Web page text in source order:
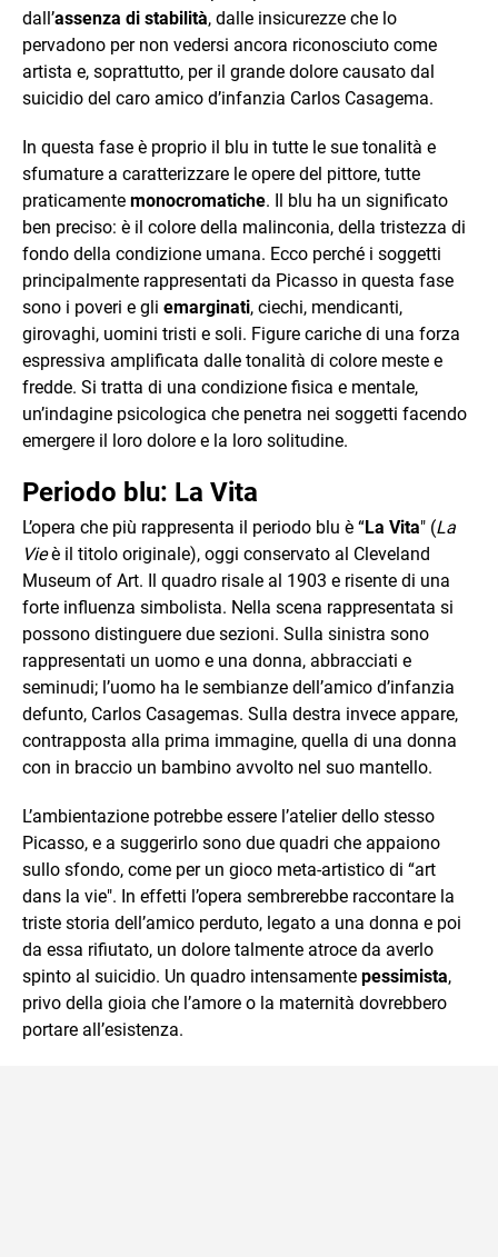
dall’assenza di stabilità, dalle insicurezze che lo
pervadono per non vedersi ancora riconosciuto come
artista e, soprattutto, per il grande dolore causato dal
suicidio del caro amico d’infanzia Carlos Casagema.
In questa fase è proprio il blu in tutte le sue tonalità e
sfumature a caratterizzare le opere del pittore, tutte
praticamente monocromatiche. Il blu ha un significato
ben preciso: è il colore della malinconia, della tristezza di
fondo della condizione umana. Ecco perché i soggetti
principalmente rappresentati da Picasso in questa fase
sono i poveri e gli emarginati, ciechi, mendicanti,
girovaghi, uomini tristi e soli. Figure cariche di una forza
espressiva amplificata dalle tonalità di colore meste e
fredde. Si tratta di una condizione fisica e mentale,
un’indagine psicologica che penetra nei soggetti facendo
emergere il loro dolore e la loro solitudine.
Periodo blu: La Vita
L’opera che più rappresenta il periodo blu è “La Vita" (La
Vieè il titolo originale), oggi conservato al Cleveland
Museum of Art. Il quadro risale al 1903 e risente di una
forte influenza simbolista. Nella scena rappresentata si
possono distinguere due sezioni. Sulla sinistra sono
rappresentati un uomo e una donna, abbracciati e
seminudi; l’uomo ha le sembianze dell’amico d’infanzia
defunto, Carlos Casagemas. Sulla destra invece appare,
contrapposta alla prima immagine, quella di una donna
con in braccio un bambino avvolto nel suo mantello.
L’ambientazione potrebbe essere l’atelier dello stesso
Picasso, e a suggerirlo sono due quadri che appaiono
sullo sfondo, come per un gioco meta-artistico di “art
dans la vie". In effetti l’opera sembrerebbe raccontare la
triste storia dell’amico perduto, legato a una donna e poi
da essa rifiutato, un dolore talmente atroce da averlo
spinto al suicidio. Un quadro intensamente pessimista,
privo della gioia che l’amore o la maternità dovrebbero
portare all’esistenza.